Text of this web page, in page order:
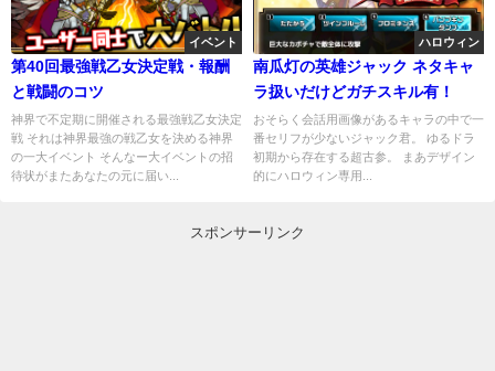
イベント
第40回最強戦乙女決定戦・報酬
と戦闘のコツ
神界で不定期に開催される最強戦乙女決定
戦 それは神界最強の戦乙女を決める神界
の一大イベント そんなー大イベントの招
待状がまたあなたの元に届い...
ハロウィン
南瓜灯の英雄ジャック ネタキャ
ラ扱いだけどガチスキル有！
おそらく会話用画像があるキャラの中で一
番セリフが少ないジャック君。 ゆるドラ
初期から存在する超古参。 まあデザイン
的にハロウィン専用...
スポンサーリンク